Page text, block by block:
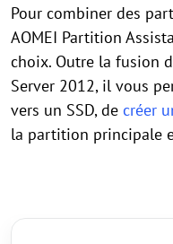
Pour combiner des
AOMEI Partition
choix. Outre la fusion
Server 2012, il vous
vers un SSD, de créer
la partition principale